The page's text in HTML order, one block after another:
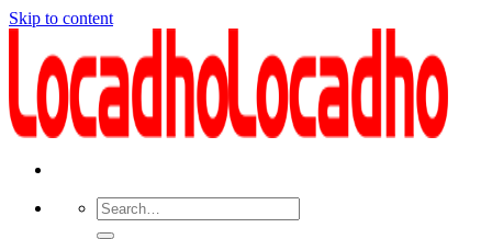
Skip to content